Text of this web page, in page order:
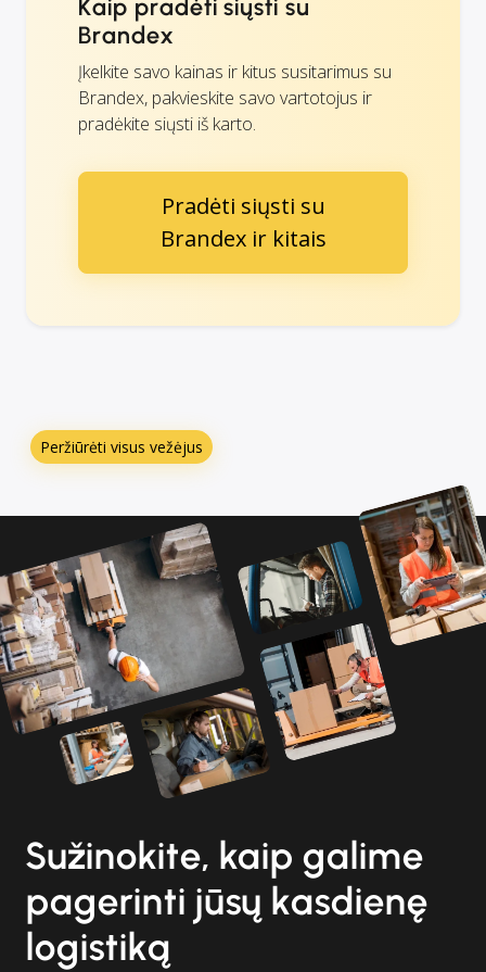
Kaip pradėti siųsti su
Brandex
Įkelkite savo kainas ir kitus susitarimus su
Brandex, pakvieskite savo vartotojus ir
pradėkite siųsti iš karto.
Pradėti siųsti su
Brandex ir kitais
Peržiūrėti visus vežėjus
Sužinokite, kaip galime
pagerinti jūsų kasdienę
logistiką